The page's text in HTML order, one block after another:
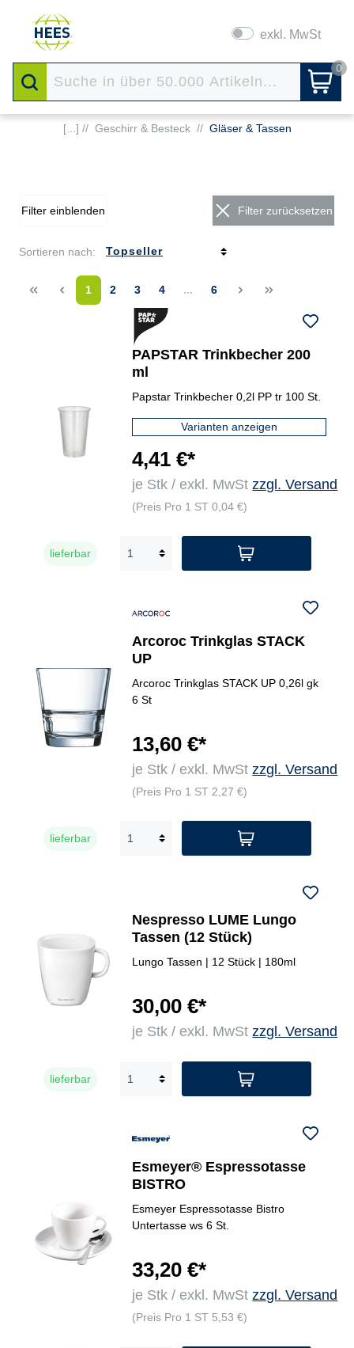
exkl. MwSt
0
[...] // Geschirr & Besteck // Gläser & Tassen
Filter einblenden Filter zurücksetzen
Sortieren nach:
<< < 1 2 3 4 ... 6 > >>
PAPSTAR Trinkbecher 200
ml
Papstar Trinkbecher 0,2l PP tr 100 St.
Varianten anzeigen
4,41 €*
je Stk / exkl. MwStzzgl. Versand
(Preis Pro 1 ST 0,04 €)
lieferbar
Arcoroc Trinkglas STACK
UP
Arcoroc Trinkglas STACK UP 0,26l gk
6 St
13,60 €*
je Stk / exkl. MwStzzgl. Versand
(Preis Pro 1 ST 2,27 €)
lieferbar
Nespresso LUME Lungo
Tassen (12 Stück)
Lungo Tassen | 12 Stück | 180ml
30,00 €*
je Stk / exkl. MwStzzgl. Versand
lieferbar
Esmeyer® Espressotasse
BISTRO
Esmeyer Espressotasse Bistro
Untertasse ws 6 St.
33,20 €*
je Stk / exkl. MwStzzgl. Versand
(Preis Pro 1 ST 5,53 €)